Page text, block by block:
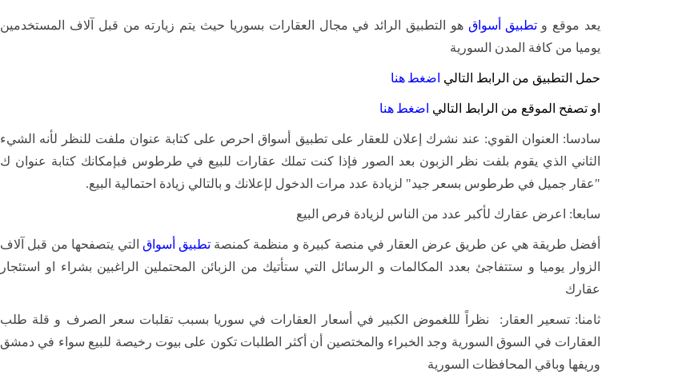
يعد موقع وتطبيق أسواق هو التطبيق الرائد في مجال العقارات بسوريا حيث يتم زيارته من قبل آلاف المستخدمين
يوميا من كافة المدن السورية
حمل التطبيق من الرابط التالي اضغط هنا
او تصفح الموقع من الرابط التالي اضغط هنا
سادسا: العنوان القوي: عند نشرك إعلان للعقار على تطبيق أسواق احرص على كتابة عنوان ملفت للنظر لأنه الشيء
الثاني الذي يقوم بلفت نظر الزبون بعد الصور فإذا كنت تملك عقارات للبيع في طرطوس فبإمكانك كتابة عنوان ك
"عقار جميل في طرطوس بسعر جيد" لزيادة عدد مرات الدخول لإعلانك و بالتالي زيادة احتمالية البيع.
سابعا: اعرض عقارك لأكبر عدد من الناس لزيادة فرص البيع
أفضل طريقة هي عن طريق عرض العقار في منصة كبيرة و منظمة كمنصةتطبيق أسواق التي يتصفحها من قبل آلاف
الزوار يوميا و ستتفاجئ بعدد المكالمات و الرسائل التي ستأتيك من الزبائن المحتملين الراغبين بشراء او استئجار
عقارك
ثامنا: تسعير العقار: نظراً لللغموض الكبير في أسعار العقارات في سوريا بسبب تقلبات سعر الصرف و قلة طلب
العقارات في السوق السورية وجد الخبراء والمختصين أن أكثر الطلبات تكون على بيوت رخيصة للبيع سواء في دمشق
وريفها وباقي المحافظات السورية